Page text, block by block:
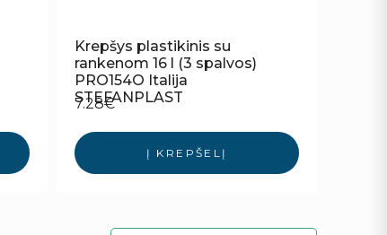
Krepšys plastikinis su
rankenom 16 l (3 spalvos)
PRO154O Italija
STEFANPLAST
7.28€
Į KREPŠELĮ